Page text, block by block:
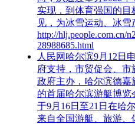
实现，到体育强国的
见，为冰雪运动、冰雪
http://hlj.people.com.cn/
28988685.html
人民网哈尔滨9月12日
府支持，市贸促会、
政府主办，哈尔滨德
的首届哈尔滨游艇博览
于9月16日至21日在哈
来自全国游艇、旅游、